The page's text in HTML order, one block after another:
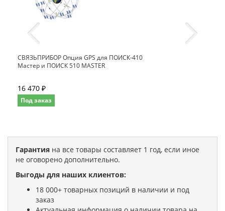
СВЯЗЬПРИБОР Опция GPS для ПОИСК-410
Мастер и ПОИСК 510 MASTER
16 470 ₽
Под заказ
Гарантия на все товары составляет 1 год, если иное
не оговорено дополнительно.
Выгоды для наших клиентов:
18 000+ товарных позиций в наличии и под
заказ